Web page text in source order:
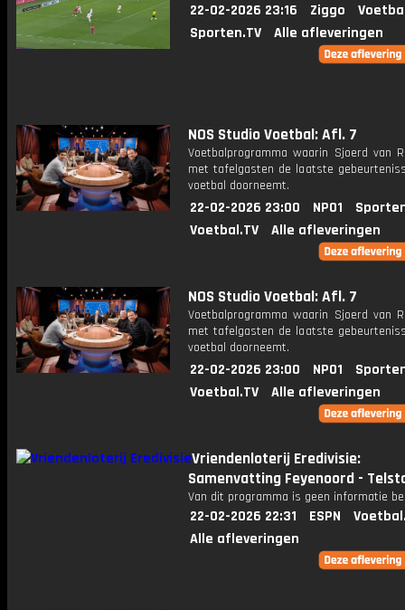
22-02-2026 23:16 Ziggo
Sporten.TV
Alle afleveringen
NOS Studio Voetbal: Afl. 7
Voetbalprogramma waarin Sjoerd van
met tafelgasten de laatste
voetbal doorneemt.
22-02-2026 23:00 NPO1
Voetbal.TV
Alle afleveringen
NOS Studio Voetbal: Afl. 7
Voetbalprogramma waarin Sjoerd van
met tafelgasten de laatste
voetbal doorneemt.
22-02-2026 23:00 NPO1
Voetbal.TV
Alle afleveringen
Vriendenloterij Eredivisie:
Samenvatting Feyenoord -
Van dit programma is geen informatie
22-02-2026 22:31 ESPN
Alle afleveringen